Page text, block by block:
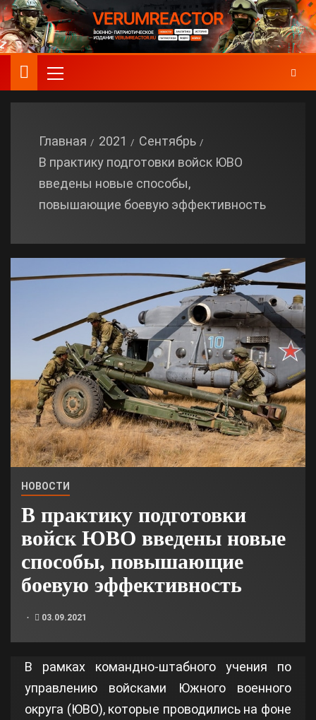
Главная 2021
Сентябрь
В практику подготовки войск ЮВО
введены новые способы,
повышающие боевую эффективность
НОВОСТИ
В практику подготовки
войск ЮВО введены новые
способы, повышающие
боевую эффективность
03.09.2021
В рамках командно-штабного учения по
управлению войсками Южного военного
округа (ЮВО), которые проводились на фоне